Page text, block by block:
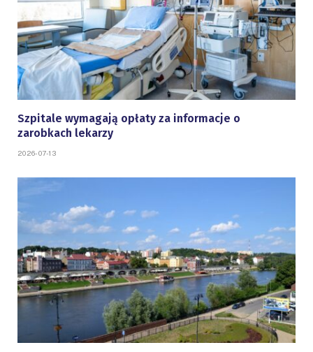
Szpitale wymagają opłaty za informacje o
zarobkach lekarzy
2026-07-13